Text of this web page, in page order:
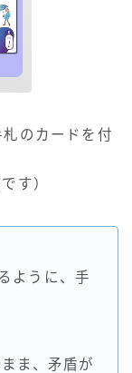
のカードを付
す）
ように、手
ま、矛盾が